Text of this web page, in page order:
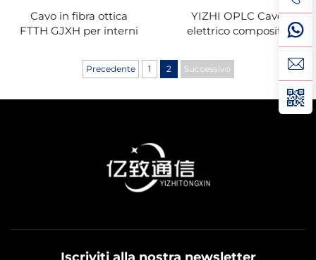
Cavo in fibra ottica
FTTH GJXH per interni
YIZHI OPLC Cavo
elettrico composito
per fibre ottiche a
bassa tensione
Precedente 1 2 Successivo